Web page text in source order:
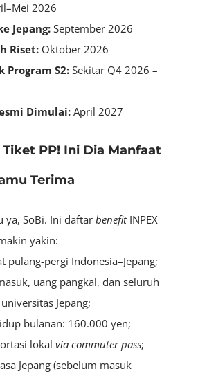
2026
Jepang: September 2026
Riset: Oktober 2026
Program S2: Sekitar Q4 2026 –
Dimulai: April 2027
PP! Ini Dia Manfaat
Terima
ya, SoBi. Ini daftar benefitINPEX
yakin:
pulang-pergi Indonesia–Jepang;
uang pangkal, dan seluruh
Jepang;
bulanan: 160.000 yen;
lokal via commuter pass;
Jepang (sebelum masuk